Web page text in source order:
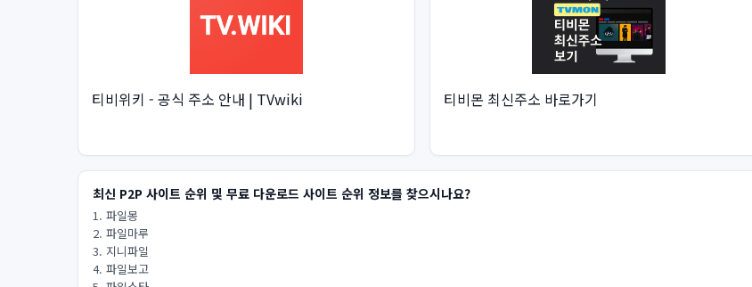
티비위키 - 공식 주소 안내 | TVwiki 티비몬 최신주소 바로가기
최신 P2P 사이트 순위 및 무료 다운로드 사이트 순위 정보를 찾으시나요?
1. 파일몽
2. 파일마루
3. 지니파일
4. 파일보고